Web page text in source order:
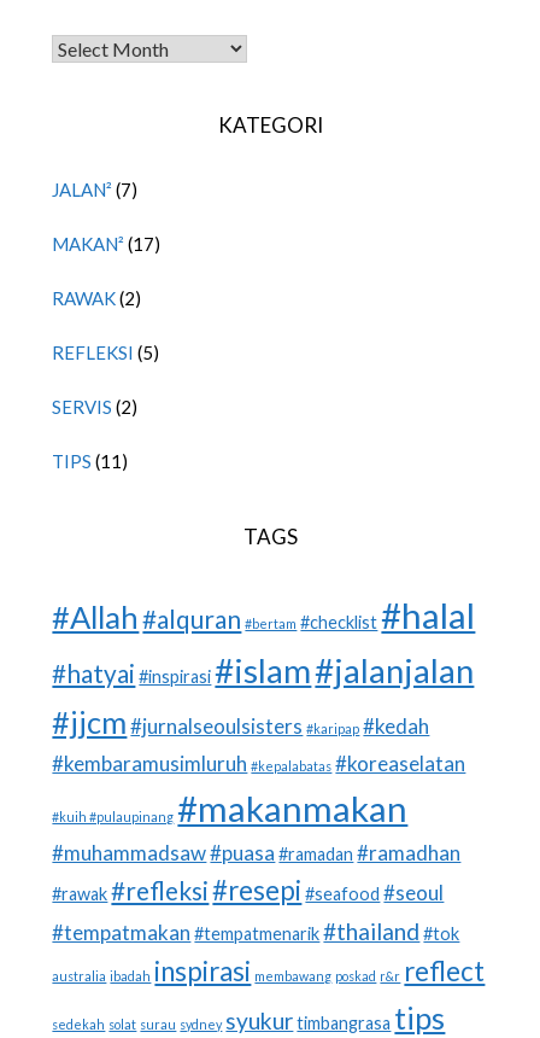
TITIPAN LALU
KATEGORI
JALAN² (7)
MAKAN² (17)
RAWAK(2)
REFLEKSI (5)
SERVIS (2)
TIPS (11)
TAGS
#Allah #alquran #bertam #checklist #halal
#hatyai #inspirasi #islam#jalanjalan
#jjcm #jurnalseoulsisters #karipap #kedah
#kembaramusimluruh #kepalabatas #koreaselatan
#kuih #pulaupinang #makanmakan
#muhammadsaw#puasa #ramadan #ramadhan
#rawak #refleksi#resepi #seafood #seoul
#tempatmakan #tempatmenarik #thailand #tok
australia ibadah inspirasi membawang poskad r&r reflect
sedekah solat surau sydney syukur timbangrasa tips